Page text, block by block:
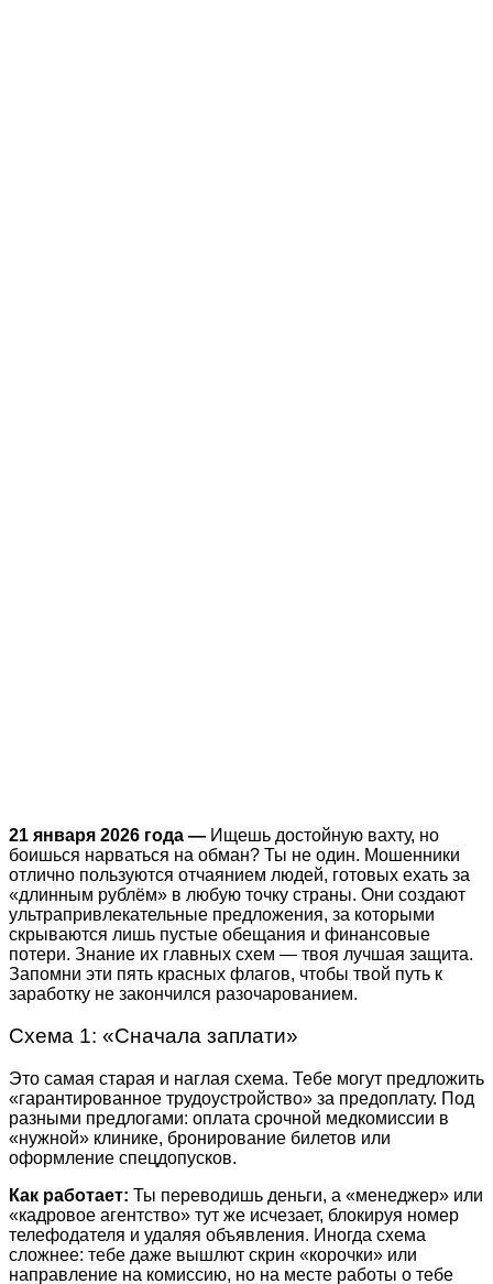
21 января 2026 года — Ищешь достойную вахту, но
боишься нарваться на обман? Ты не один. Мошенники
отлично пользуются отчаянием людей, готовых ехать за
«длинным рублём» в любую точку страны. Они создают
ультрапривлекательные предложения, за которыми
скрываются лишь пустые обещания и финансовые
потери. Знание их главных схем — твоя лучшая защита.
Запомни эти пять красных флагов, чтобы твой путь к
заработку не закончился разочарованием.
Схема 1: «Сначала заплати»
Это самая старая и наглая схема. Тебе могут предложить
«гарантированное трудоустройство» за предоплату. Под
разными предлогами: оплата срочной медкомиссии в
«нужной» клинике, бронирование билетов или
оформление спецдопусков.
Как работает: Ты переводишь деньги, а «менеджер» или
«кадровое агентство» тут же исчезает, блокируя номер
телефодателя и удаляя объявления. Иногда схема
сложнее: тебе даже вышлют скрин «корочки» или
направление на комиссию, но на месте работы о тебе